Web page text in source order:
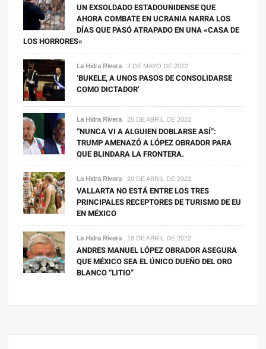
UN EXSOLDADO ESTADOUNIDENSE QUE
AHORA COMBATE EN UCRANIA NARRA LOS
DÍAS QUE PASÓ ATRAPADO EN UNA «CASA DE
LOS HORRORES»
La Hidra Rivera 2 DE MAYO DE 2022
‘BUKELE, A UNOS PASOS DE CONSOLIDARSE
COMO DICTADOR’
La Hidra Rivera 25 DE ABRIL DE 2022
“NUNCA VI A ALGUIEN DOBLARSE ASÍ”:
TRUMP AMENAZÓ A LÓPEZ OBRADOR PARA
QUE BLINDARA LA FRONTERA.
La Hidra Rivera 20 DE ABRIL DE 2022
VALLARTA NO ESTÁ ENTRE LOS TRES
PRINCIPALES RECEPTORES DE TURISMO DE EU
EN MÉXICO
La Hidra Rivera 18 DE ABRIL DE 2022
ANDRES MANUEL LÓPEZ OBRADOR ASEGURA
QUE MÉXICO SEA EL ÚNICO DUEÑO DEL ORO
BLANCO “LITIO”